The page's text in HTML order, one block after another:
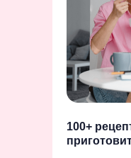
100+